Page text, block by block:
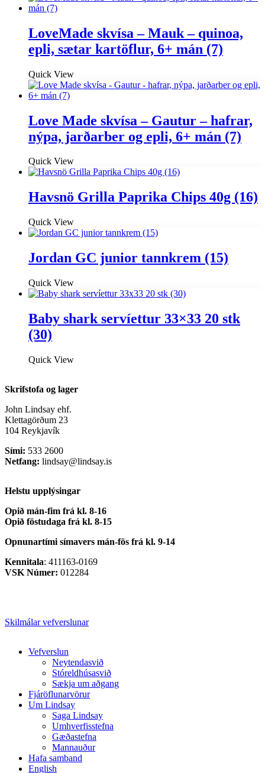
LoveMade skvísa – Mauk – quinoa,
epli, sætar kartöflur, 6+ mán (7)
Quick View
Love Made skvísa – Gautur – hafrar,
nýpa, jarðarber og epli, 6+ mán (7)
Quick View
Havsnö Grilla Paprika Chips 40g (16)
Quick View
Jordan GC junior tannkrem (15)
Quick View
Baby shark servíettur 33×33 20 stk
(30)
Quick View
Skrifstofa og lager
John Lindsay ehf.
Klettagörðum 23
104 Reykjavík
Sími: 533 2600
Netfang: lindsay@lindsay.is
Helstu upplýsingar
Opið mán-fim frá kl. 8-16
Opið föstudaga frá kl. 8-15
Opnunartími símavers mán-fös frá kl. 9-14
Kennitala: 411163-0169
VSK Númer: 012284
Skilmálar vefverslunar
Close
Vefverslun
Neytendasvið
Stóreldhúsasvið
Sækja um aðgang
Fjáröflunarvörur
Um Lindsay
Saga Lindsay
Umhverfisstefna
Gæðastefna
Mannauður
Hafa samband
English